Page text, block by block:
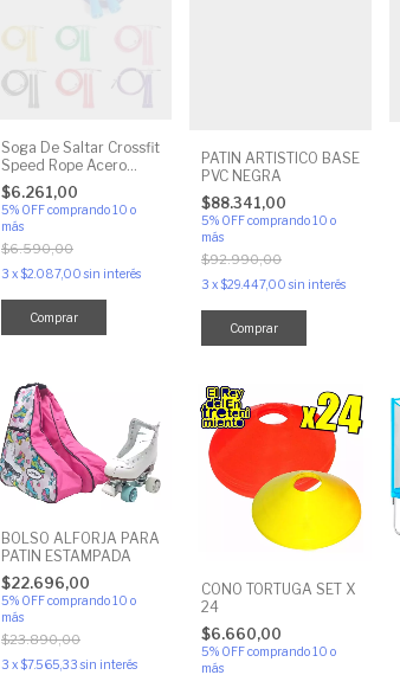
Soga De Saltar Crossfit
Speed Rope Acero
Cuerda Salto
$6.261,00
5% OFFcomprando 10 o
más
$6.590,00
3 x$2.087,00 sin interés
Comprar
PATIN ARTISTICO BASE
PVC NEGRA
$88.341,00
5% OFFcomprando 10 o
más
$92.990,00
3 x$29.447,00 sin interés
Comprar
BOLSO ALFORJA PARA
PATIN ESTAMPADA
$22.696,00
5% OFFcomprando 10 o
más
$23.890,00
3 x$7.565,33 sin interés
CONO TORTUGA SET X
24
$6.660,00
5% OFFcomprando 10 o
más